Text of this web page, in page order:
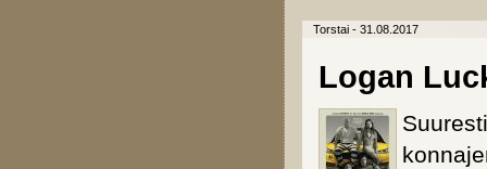
Torstai - 31.08.2017
Logan